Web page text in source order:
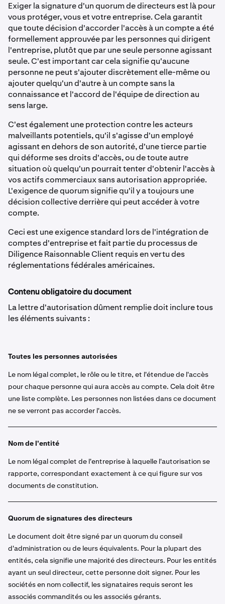
Exiger la signature d'un quorum de directeurs est là pour
vous protéger, vous et votre entreprise. Cela garantit
que toute décision d'accorder l'accès à un compte a été
formellement approuvée par les personnes qui dirigent
l'entreprise, plutôt que par une seule personne agissant
seule. C'est important car cela signifie qu'aucune
personne ne peut s'ajouter discrètement elle-même ou
ajouter quelqu'un d'autre à un compte sans la
connaissance et l'accord de l'équipe de direction au
sens large.
C'est également une protection contre les acteurs
malveillants potentiels, qu'il s'agisse d'un employé
agissant en dehors de son autorité, d'une tierce partie
qui déforme ses droits d'accès, ou de toute autre
situation où quelqu'un pourrait tenter d'obtenir l'accès à
vos actifs commerciaux sans autorisation appropriée.
L'exigence de quorum signifie qu'il y a toujours une
décision collective derrière qui peut accéder à votre
compte.
Ceci est une exigence standard lors de l'intégration de
comptes d'entreprise et fait partie du processus de
Diligence Raisonnable Client requis en vertu des
réglementations fédérales américaines.
Contenu obligatoire du document
La lettre d'autorisation dûment remplie doit inclure tous
les éléments suivants :
Toutes les personnes autorisées
Le nom légal complet, le rôle ou le titre, et l'étendue de l'accès
pour chaque personne qui aura accès au compte. Cela doit être
une liste complète. Les personnes non listées dans ce document
ne se verront pas accorder l'accès.
Nom de l'entité
Le nom légal complet de l'entreprise à laquelle l'autorisation se
rapporte, correspondant exactement à ce qui figure sur vos
documents de constitution.
Quorum de signatures des directeurs
Le document doit être signé par un quorum du conseil
d'administration ou de leurs équivalents. Pour la plupart des
entités, cela signifie une majorité des directeurs. Pour les entités
ayant un seul directeur, cette personne doit signer. Pour les
sociétés en nom collectif, les signataires requis seront les
associés commandités ou les associés gérants.